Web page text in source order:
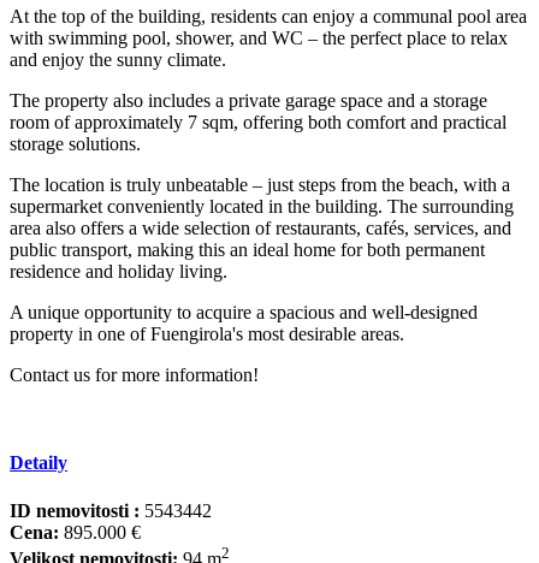
At the top of the building, residents can enjoy a communal pool area
with swimming pool, shower, and WC – the perfect place to relax
and enjoy the sunny climate.
The property also includes a private garage space and a storage
room of approximately 7 sqm, offering both comfort and practical
storage solutions.
The location is truly unbeatable – just steps from the beach, with a
supermarket conveniently located in the building. The surrounding
area also offers a wide selection of restaurants, cafés, services, and
public transport, making this an ‌ideal ‌home ‌for ‌both ‌permanent
residence ‌and ‌holiday living.
A ‌unique opportunity ‌to acquire a ‌spacious ‌and ‌well-designed
property in ‌one ‌of Fuengirola's most ‌desirable ‌areas.
Contact ‌us ‌for ‌more ‌information!
Detaily
ID nemovitosti : 5543442
Cena: 895.000 €
Velikost nemovitosti: 94 m2